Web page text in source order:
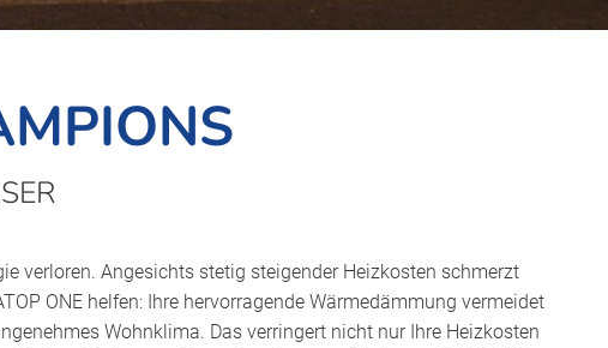
verloren. Angesichts stetig steigender Heizkosten schmerzt
ONE helfen: Ihre hervorragende Wärmedämmung vermeidet
Wohnklima. Das verringert nicht nur Ihre Heizkosten